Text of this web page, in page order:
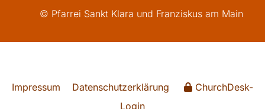
© Pfarrei Sankt Klara und Franziskus am Main
Impressum Datenschutzerklärung
ChurchDesk-
Login